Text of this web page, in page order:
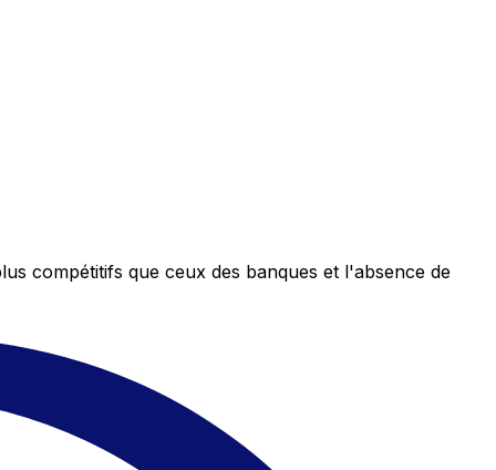
compétitifs que ceux des banques et l'absence de